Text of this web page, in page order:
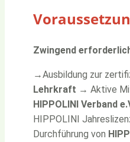
Zwingend
→Ausbildung zur
Lehrkraft → Aktive
HIPPOLINI Verband
HIPPOLINI
Durchführung von